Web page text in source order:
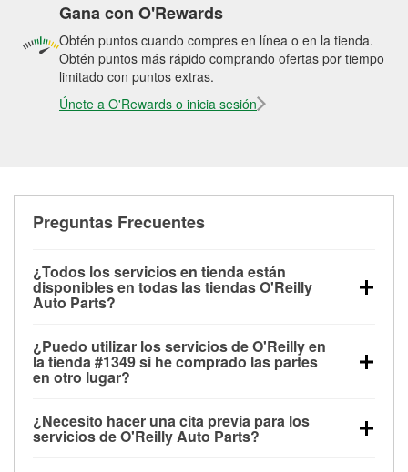
Gana con O'Rewards
Obtén puntos cuando compres en línea o en la tienda.
Obtén puntos más rápido comprando ofertas por tiempo
limitado con puntos extras.
Únete a O'Rewards o inicia sesión
Preguntas Frecuentes
¿Todos los servicios en tienda están
disponibles en todas las tiendas O'Reilly
Auto Parts?
las pruebas de batería, pruebas de alternador y
motor de arranque, revisión de la luz “Check Engine”
con O'Reilly VeriScan® e instalación de
limpiaparabrisas o bombillas, están disponibles en
todas las tiendas O'Reilly Auto Parts. La tienda
¿Puedo utilizar los servicios de O'Reilly en
la tienda #1349 si he comprado las partes
en otro lugar?
de O'Reilly Auto Parts que estén disponibles en la
tienda #1349 de Covington, GA aunque hayas
¿Necesito hacer una cita previa para los
servicios de O'Reilly Auto Parts?